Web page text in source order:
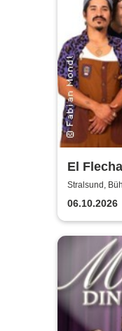
El
Stralsund,
06.10.2026